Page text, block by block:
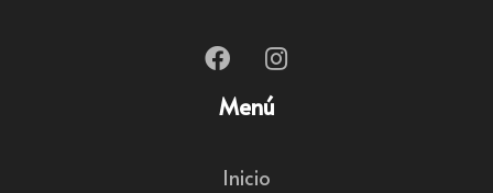
Menú
Inicio